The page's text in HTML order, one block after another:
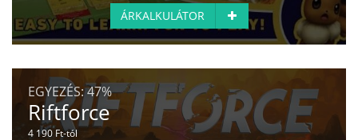
ÁRKALKULÁTOR
EGYEZÉS:47%
Riftforce
4 190 Ft-tól